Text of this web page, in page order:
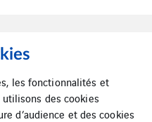
les fonctionnalités et
des cookies
d’audience et des cookies